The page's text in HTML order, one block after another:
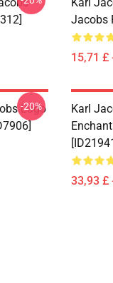
Jacobs
15,71 £
Logo
-20%
Karl
33,93 £